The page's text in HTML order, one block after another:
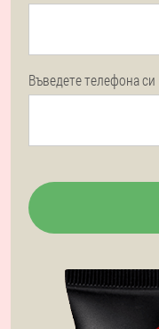
Въведете телефона си